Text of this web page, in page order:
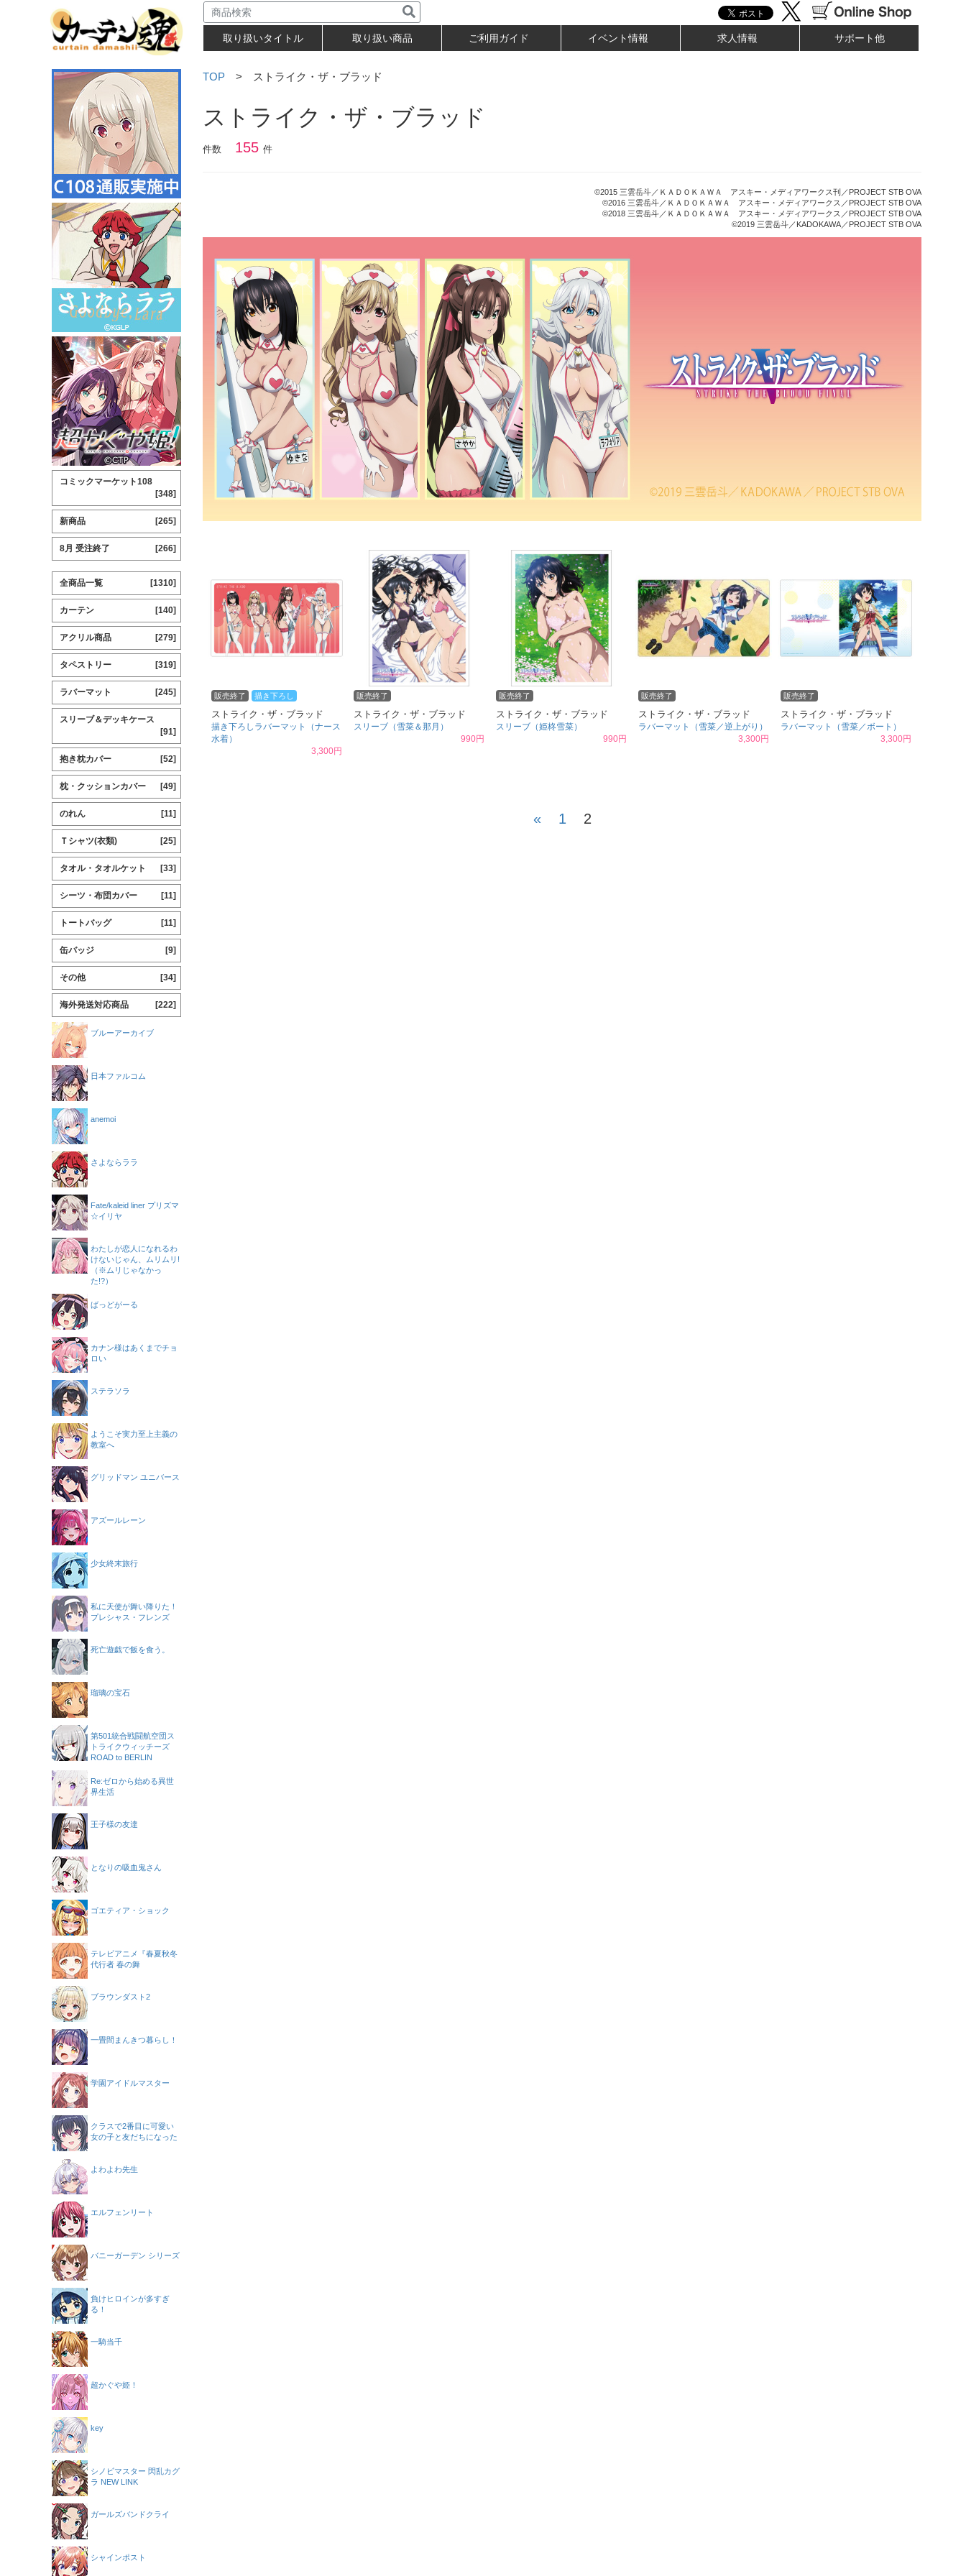
取り扱いタイトル 取り扱い商品 ご利用ガイド イベント情報 求人情報 サポート他
TOP > ストライク・ザ・ブラッド
ストライク・ザ・ブラッド
件数 155 件
©2015 三雲岳斗／ＫＡＤＯＫＡＷＡ アスキー・メディアワークス刊／PROJECT STB OVA
©2016 三雲岳斗／ＫＡＤＯＫＡＷＡ アスキー・メディアワークス／PROJECT STB OVA
©2018 三雲岳斗／ＫＡＤＯＫＡＷＡ アスキー・メディアワークス／PROJECT STB OVA
©2019 三雲岳斗／KADOKAWA／PROJECT STB OVA
販売終了 描き下ろし
ストライク・ザ・ブラッド
描き下ろしラバーマット（ナース
水着）
3,300円
販売終了
ストライク・ザ・ブラッド
スリーブ（雪菜＆那月）
990円
販売終了
ストライク・ザ・ブラッド
スリーブ（姫柊雪菜）
990円
販売終了
ストライク・ザ・ブラッド
ラバーマット（雪菜／逆上がり）
3,300円
販売終了
ストライク・ザ・ブラッド
ラバーマット（雪菜／ボート）
3,300円
« 1 2
コミックマーケット108
[348]
新商品 [265]
8月 受注終了 [266]
全商品一覧 [1310]
カーテン [140]
アクリル商品 [279]
タペストリー [319]
ラバーマット [245]
スリーブ＆デッキケース
[91]
抱き枕カバー [52]
枕・クッションカバー [49]
のれん [11]
Ｔシャツ(衣類) [25]
タオル・タオルケット [33]
シーツ・布団カバー [11]
トートバッグ [11]
缶バッジ [9]
その他 [34]
海外発送対応商品 [222]
ブルーアーカイブ
日本ファルコム
anemoi
さよならララ
Fate/kaleid liner プリズマ
☆イリヤ
わたしが恋人になれるわ
けないじゃん、ムリムリ!
（※ムリじゃなかっ
た!?）
ばっどがーる
カナン様はあくまでチョ
ロい
ステラソラ
ようこそ実力至上主義の
教室へ
グリッドマン ユニバース
アズールレーン
少女終末旅行
私に天使が舞い降りた！
プレシャス・フレンズ
死亡遊戯で飯を食う。
瑠璃の宝石
第501統合戦闘航空団ス
トライクウィッチーズ
ROAD to BERLIN
Re:ゼロから始める異世
界生活
王子様の友達
となりの吸血鬼さん
ゴエティア・ショック
テレビアニメ『春夏秋冬
代行者 春の舞
ブラウンダスト2
一畳間まんきつ暮らし！
学園アイドルマスター
クラスで2番目に可愛い
女の子と友だちになった
よわよわ先生
エルフェンリート
バニーガーデン シリーズ
負けヒロインが多すぎ
る！
一騎当千
超かぐや姫！
key
シノビマスター 閃乱カグ
ラ NEW LINK
ガールズバンドクライ
シャインポスト